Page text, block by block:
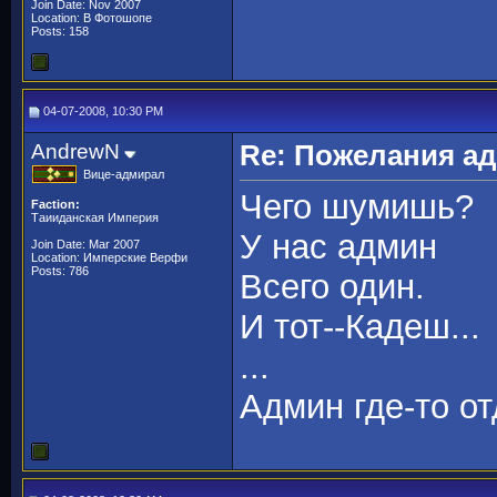
Join Date: Nov 2007
Location: В Фотошопе
Posts: 158
04-07-2008, 10:30 PM
AndrewN
Вице-адмирал
Faction:
Таииданская Империя
Join Date: Mar 2007
Location: Имперские Верфи
Posts: 786
Re: Пожелания
Чего шумишь?
У нас админ
Всего один.
И тот--Кадеш...
...
Админ где-то